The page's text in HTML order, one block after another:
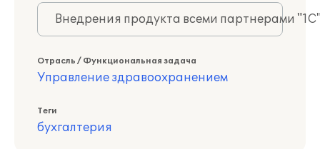
Внедрения продукта всеми партнерами
Отрасль / Функциональная задача
Управление здравоохранением
Теги
бухгалтерия